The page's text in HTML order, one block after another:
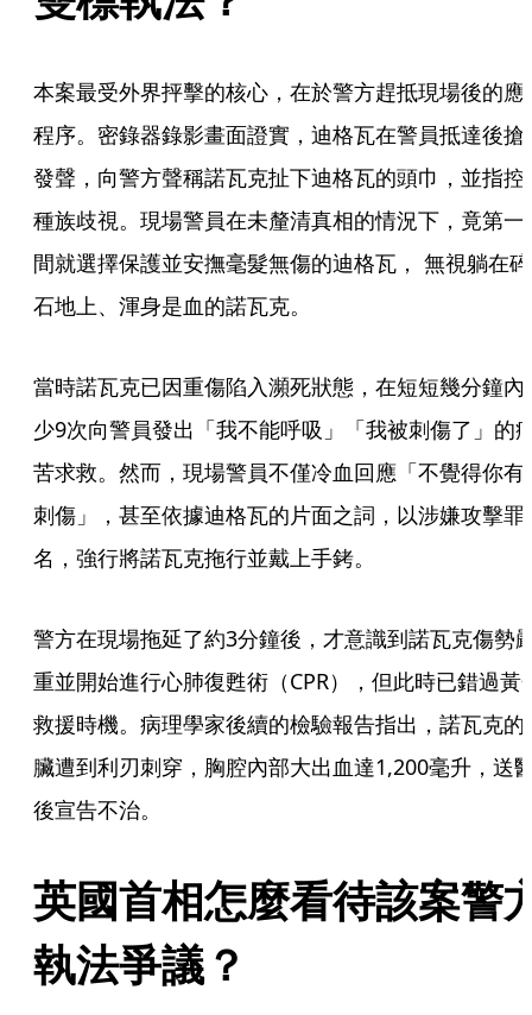
本案最受外界抨擊的核心，在於警方趕抵現場後的應
程序。密錄器錄影畫面證實，迪格瓦在警員抵達後搶
發聲，向警方聲稱諾瓦克扯下迪格瓦的頭巾，並指控
種族歧視。現場警員在未釐清真相的情況下，竟第一
間就選擇保護並安撫毫髮無傷的迪格瓦， 無視躺在碎
石地上、渾身是血的諾瓦克。
當時諾瓦克已因重傷陷入瀕死狀態，在短短幾分鐘內
少9次向警員發出「我不能呼吸」「我被刺傷了」的
苦求救。然而，現場警員不僅冷血回應「不覺得你有
刺傷」，甚至依據迪格瓦的片面之詞，以涉嫌攻擊罪
名，強行將諾瓦克拖行並戴上手銬。
警方在現場拖延了約3分鐘後，才意識到諾瓦克傷勢
重並開始進行心肺復甦術（CPR），但此時已錯過黃
救援時機。病理學家後續的檢驗報告指出，諾瓦克的
臟遭到利刃刺穿，胸腔內部大出血達1,200毫升，送
後宣告不治。
英國首相怎麼看待該案警
執法爭議？